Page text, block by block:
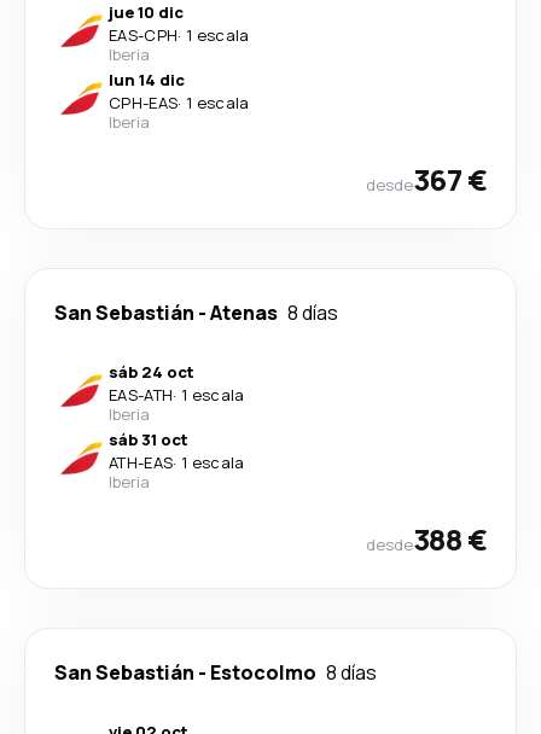
jue 10 dic
EAS-CPH· 1 escala
Iberia
lun 14 dic
CPH-EAS· 1 escala
Iberia
desde367 €
San Sebastián -Atenas 8 días
sáb 24 oct
EAS-ATH· 1 escala
Iberia
sáb 31 oct
ATH-EAS· 1 escala
Iberia
desde388 €
San Sebastián - Estocolmo 8 días